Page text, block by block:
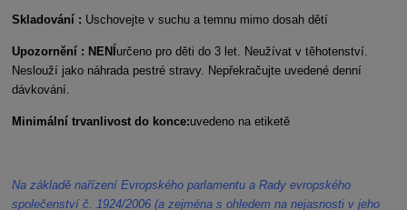
Skladování : Uschovejte v suchu a temnu mimo dosah dětí
Upozornění : NENÍurčeno pro děti do 3 let. Neužívat v těhotenství.
Neslouží jako náhrada pestré stravy. Nepřekračujte uvedené denní
dávkování.
Minimální trvanlivost do konce:uvedeno na etiketě
Na základě nařízení Evropského parlamentu a Rady evropského
společenství č. 1924/2006 (a zejména s ohledem na nejasnosti v jeho